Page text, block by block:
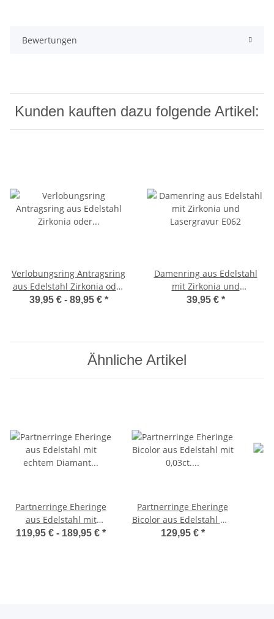
Bewertungen
Kunden kauften dazu folgende Artikel:
Verlobungsring Antragsring
aus Edelstahl Zirkonia oder
Diamant DEB11
39,95 € - 89,95 € *
Damenring aus Edelstahl
mit Zirkonia und
Lasergravur E062
39,95 € *
Ähnliche Artikel
Partnerringe Eheringe
aus Edelstahl mit
echtem Diamant und
119,95 € - 189,95 € *
Partnerringe Eheringe
Bicolor aus Edelstahl mit
0,03ct. Diamant und
129,95 € *